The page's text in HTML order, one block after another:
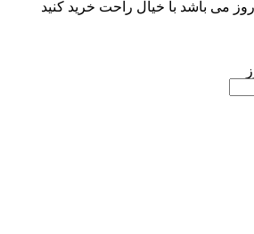
می باشد با خیال راحت خرید کنید